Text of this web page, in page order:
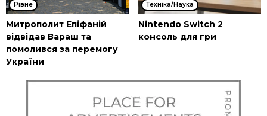
Рівне
Митрополит Епіфаній
відвідав Вараш та
помолився за перемогу
України
Техніка/Наука
Nintendo Switch 2
консоль для гри